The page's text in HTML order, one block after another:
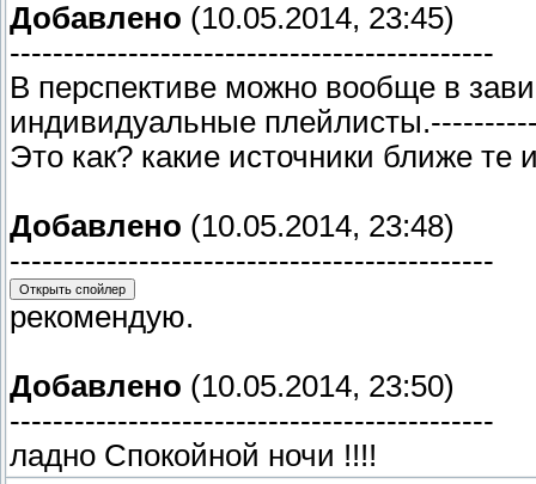
Добавлено (10.05.2014, 23:45)
---------------------------------------------
В перспективе можно вообще в
индивидуальные
Это как? какие источники ближе те
Добавлено (10.05.2014, 23:48)
---------------------------------------------
рекомендую.
Добавлено (10.05.2014, 23:50)
---------------------------------------------
ладно Спокойной ночи !!!!